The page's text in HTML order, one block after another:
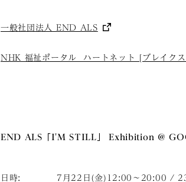
一般社団法人 END ALS
NHK 福祉ポータル ハートネット [ブレイク
END ALS「I'M STILL」 Exhibition @
日時: 7月22日(金)12:00〜20:00 /